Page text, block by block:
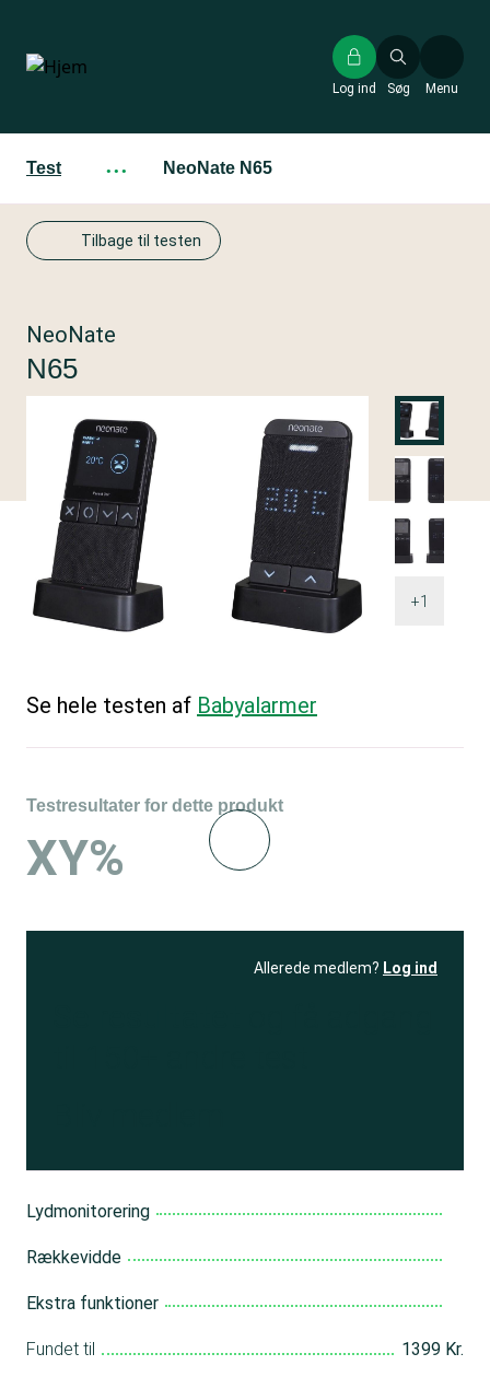
hovedindhold
Søg
Log ind Menu
Test ··· NeoNate N65
Tilbage til testen
+1
NeoNate
N65
Se hele testen af Babyalarmer
Testresultater for dette produkt
XY%
Allerede medlem? Log ind
Lydmonitorering
Rækkevidde
Ekstra funktioner
Fundet til 1399 Kr.